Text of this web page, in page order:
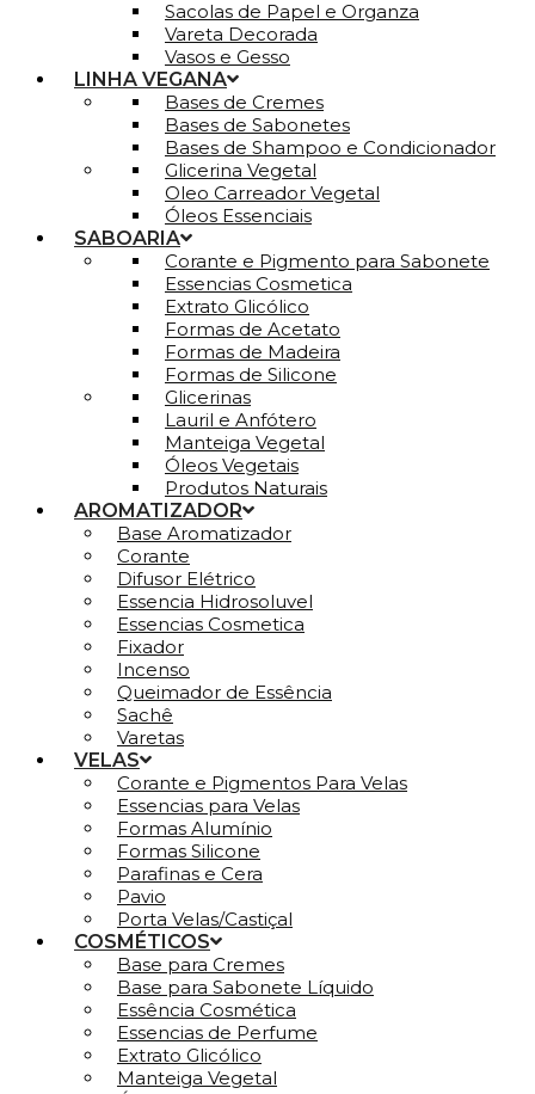
Sacolas de Papel e Organza
Vareta Decorada
Vasos e Gesso
LINHA VEGANA
Bases de Cremes
Bases de Sabonetes
Bases de Shampoo e Condicionador
Glicerina Vegetal
Oleo Carreador Vegetal
Óleos Essenciais
SABOARIA
Corante e Pigmento para Sabonete
Essencias Cosmetica
Extrato Glicólico
Formas de Acetato
Formas de Madeira
Formas de Silicone
Glicerinas
Lauril e Anfótero
Manteiga Vegetal
Óleos Vegetais
Produtos Naturais
AROMATIZADOR
Base Aromatizador
Corante
Difusor Elétrico
Essencia Hidrosoluvel
Essencias Cosmetica
Fixador
Incenso
Queimador de Essência
Sachê
Varetas
VELAS
Corante e Pigmentos Para Velas
Essencias para Velas
Formas Alumínio
Formas Silicone
Parafinas e Cera
Pavio
Porta Velas/Castiçal
COSMÉTICOS
Base para Cremes
Base para Sabonete Líquido
Essência Cosmética
Essencias de Perfume
Extrato Glicólico
Manteiga Vegetal